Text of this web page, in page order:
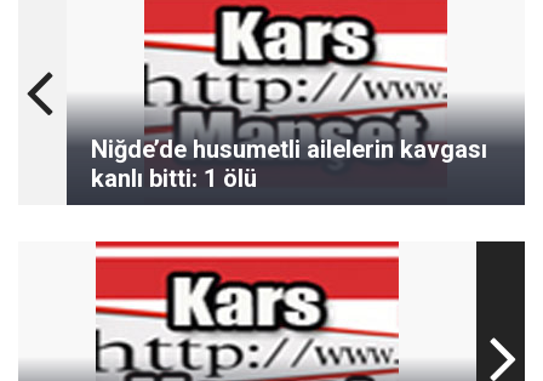
Niğde’de husumetli ailelerin kavgası
kanlı bitti: 1 ölü